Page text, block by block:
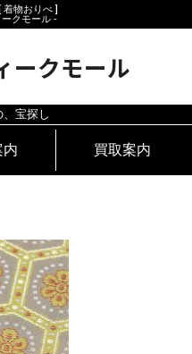
着物おりべ ]
クモール ‐
ークモール
宝探し
内 買取案内